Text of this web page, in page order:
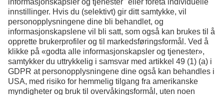
Facebook